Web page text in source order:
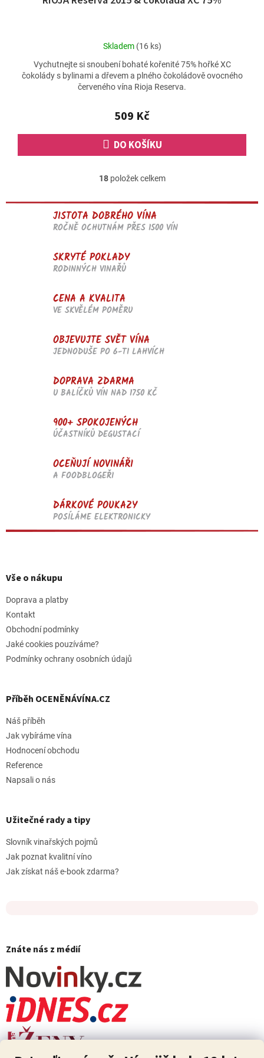
Průměrné
produktu
je
5,0
5
hvězdiček.
Skladem (16 ks)
509 Kč
DO KOŠÍKU
Vychutnejte si snoubení bohaté kořenité 75% hořké XC
čokolády s bylinami a dřevem a plného čokoládově ovocného
červeného vína Rioja Reserva.
O
l
á
d
k
ý
p
s
u
18položek celkem
JISTOTA DOBRÉHO VÍNA
ROČNĚ OCHUTNÁM PŘES 1500 VÍN
SKRYTÉ POKLADY
RODINNÝCH VINAŘŮ
CENA A KVALITA
VE SKVĚLÉM POMĚRU
OBJEVUJTE SVĚT VÍNA
JEDNODUŠE PO 6-TI LAHVÍCH
DOPRAVA ZDARMA
U BALÍČKŮ VÍN NAD 1750 KČ
900+ SPOKOJENÝCH
ÚČASTNÍKŮ DEGUSTACÍ
OCEŇUJÍ NOVINÁŘI
A FOODBLOGEŘI
DÁRKOVÉ POUKAZY
POSÍLÁME ELEKTRONICKY
pVše o nákupu
Doprava a platby
Kontakt
Obchodní podmínky
Jaké cookies pouzíváme?
Podmínky ochrany osobních údajů
Příběh OCENĚNÁVÍNA.CZ
Náš příběh
Jak vybíráme vína
Hodnocení obchodu
Reference
Napsali o nás
Užitečné rady a tipy
Slovník vinařských pojmů
Jak poznat kvalitní víno
Jak získat náš e-book zdarma?
Znáte nás z médií